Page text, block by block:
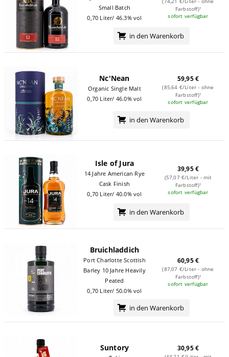
Small Batch
0,70 Liter/ 46.3% vol
Farbstoff)¹
sofort verfügbar
in den Warenkorb
Nc'Nean
Organic Single Malt
0,70 Liter/ 46.0% vol
59,95 €
(85,64 €/Liter - ohne
Farbstoff)¹
sofort verfügbar
in den Warenkorb
Isle of Jura
14 Jahre American Rye
Cask Finish
0,70 Liter/ 40.0% vol
39,95 €
(57,07 €/Liter - mit
Farbstoff)¹
sofort verfügbar
in den Warenkorb
Bruichladdich
Port Charlotte Scottish
Barley 10 Jahre Heavily
Peated
0,70 Liter/ 50.0% vol
60,95 €
(87,07 €/Liter - ohne
Farbstoff)¹
sofort verfügbar
in den Warenkorb
Suntory 30,95 €